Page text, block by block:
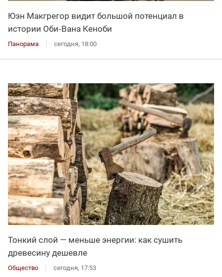
Юэн Макгрегор видит большой потенциал в
истории Оби‑Вана Кеноби
Панорама сегодня, 18:00
Тонкий слой — меньше энергии: как сушить
древесину дешевле
Общество сегодня, 17:53